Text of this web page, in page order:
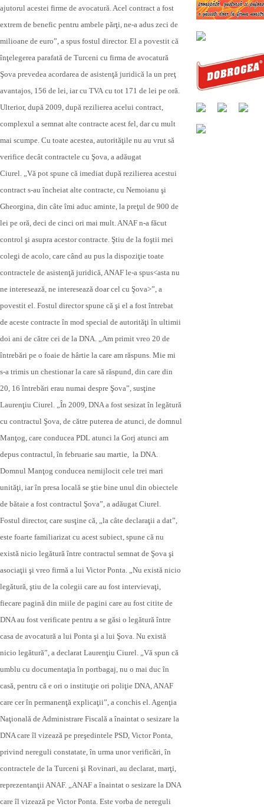
ajutorul acestei firme de avocatură. Acel contract a fost
extrem de benefic pentru ambele părţi, ne-a adus zeci de
milioane de euro”, a spus fostul director. El a povestit că
înţelegerea parafată de Turceni cu firma de avocatură
Şova prevedea acordarea de asistenţă juridică la un preţ
avantajos, 156 de lei, iar cu TVA cu tot 171 de lei pe oră.
Ulterior, după 2009, după rezilierea acelui contract,
complexul a semnat alte contracte acest fel, dar cu mult
mai scumpe. Cu toate acestea, autorităţile nu au vrut să
verifice decât contractele cu Şova, a adăugat
Ciurel. „Vă pot spune că imediat după rezilierea acestui
contract s-au încheiat alte contracte, cu Nemoianu şi
Gheorgina, din câte îmi aduc aminte, la preţul de 900 de
lei pe oră, deci de cinci ori mai mult. ANAF n-a făcut
control şi asupra acestor contracte. Ştiu de la foştii mei
colegi de acolo, care când au pus la dispoziţie toate
contractele de asistenţă juridică, ANAF le-a spus<asta nu
ne interesează, ne interesează doar cel cu Şova>”, a
povestit el. Fostul director spune că şi el a fost întrebat
de aceste contracte în mod special de autorităţi în ultimii
doi ani de către cei de la DNA. „Am primit vreo 20 de
întrebări pe o foaie de hârtie la care am răspuns. Mie mi
s-a trimis un chestionar la care să răspund, din care din
20, 16 întrebări erau numai despre Şova”, susţine
Laurenţiu Ciurel. „În 2009, DNA a fost sesizat în legătură
cu contractul Şova, de către puterea de atunci, de domnul
Manţog, care conducea PDL atunci la Gorj atunci am
depus contractul, în februarie sau martie, la DNA.
Domnul Manţog conducea nemijlocit cele trei mari
unităţi, iar în presa locală se ştie bine unul din obiectele
de bătaie a fost contractul Şova”, a adăugat Ciurel.
Fostul director, care susţine că, „la câte declaraţii a dat”,
este foarte familiarizat cu acest subiect, spune că nu
există nicio legătură între contractul semnat de Şova şi
asociaţii şi vreo firmă a lui Victor Ponta. „Nu există nicio
legătură, ştiu de la colegii care au fost intervievaţi,
fiecare pagină din miile de pagini care au fost citite de
DNA au fost verificate pentru a se găsi o legătură între
casa de avocatură a lui Ponta şi a lui Şova. Nu există
nicio legătură”, a declarat Laurenţiu Ciurel. „Vă spun că
umblu cu documentaţia în portbagaj, nu o mai duc în
casă, pentru că e ori o instituţie ori poliţie DNA, ANAF
care cer în permanenţă explicaţii”, a conchis el. Agenţia
Naţională de Administrare Fiscală a înaintat o sesizare la
DNA care îl vizează pe preşedintele PSD, Victor Ponta,
privind nereguli constatate, în urma unor verificări, în
contractele de la Turceni şi Rovinari, au declarat, marţi,
reprezentanţii ANAF. „ANAF a înaintat o sesizare la DNA
care îl vizează pe Victor Ponta. Este vorba de nereguli